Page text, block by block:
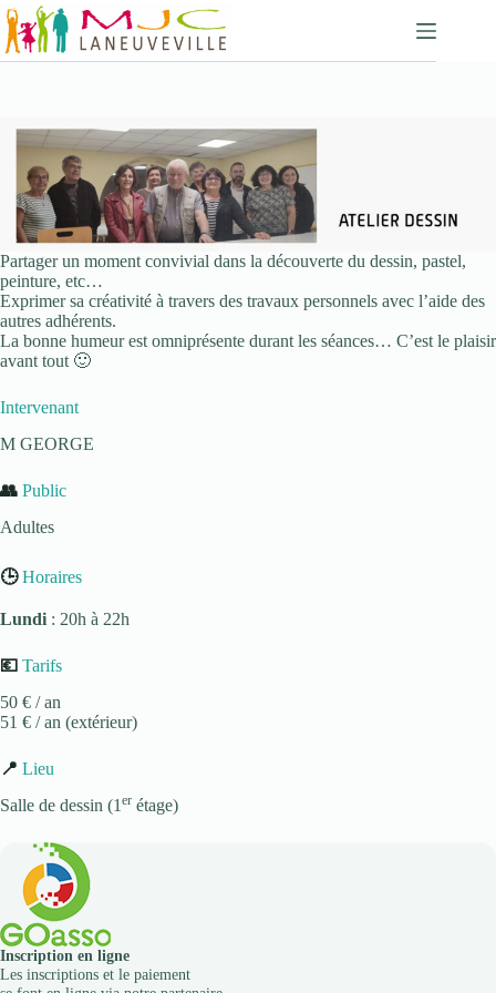
Passer
au
contenu
Partager un moment convivial dans la découverte du dessin, pastel,
peinture, etc…
Exprimer sa créativité à travers des travaux personnels avec l’aide des
autres adhérents.
La bonne humeur est omniprésente durant les séances… C’est le plaisir
avant tout 🙂
Intervenant
M GEORGE
👥 Public
Adultes
🕒 Horaires
Lundi : 20h à 22h
💶 Tarifs
50 € / an
51 € / an (extérieur)
📍 Lieu
Salle de dessin (1 er étage)
Inscription en ligne
Les inscriptions et le paiement